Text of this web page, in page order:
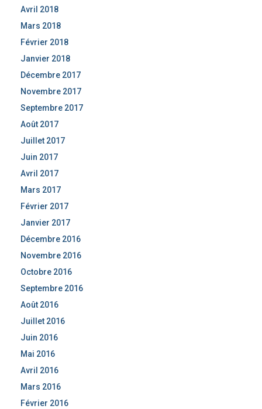
Avril 2018
Mars 2018
Février 2018
Janvier 2018
Décembre 2017
Novembre 2017
Septembre 2017
Août 2017
Juillet 2017
Juin 2017
Avril 2017
Mars 2017
Février 2017
Janvier 2017
Décembre 2016
Novembre 2016
Octobre 2016
Septembre 2016
Août 2016
Juillet 2016
Juin 2016
Mai 2016
Avril 2016
Mars 2016
Février 2016